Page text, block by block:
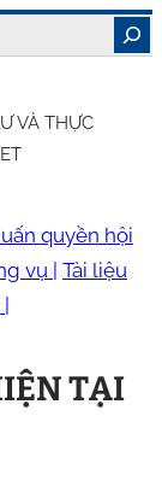
VÀ THỰC
quyền hội
vụ | Tài liệu
TẠI